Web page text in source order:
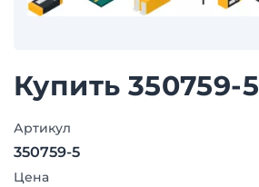
Купить 350759-5
Артикул
350759-5
Цена